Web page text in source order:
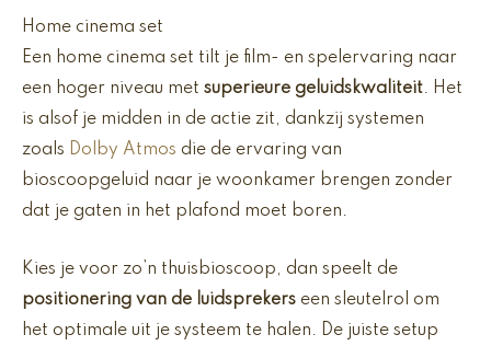
Home cinema set
Een home cinema set tilt je film- en spelervaring naar
een hoger niveau met superieure geluidskwaliteit. Het
is alsof je midden in de actie zit, dankzij systemen
zoals Dolby Atmos die de ervaring van
bioscoopgeluid naar je woonkamer brengen zonder
dat je gaten in het plafond moet boren.
Kies je voor zo’n thuisbioscoop, dan speelt de
positionering van de luidsprekers een sleutelrol om
het optimale uit je systeem te halen. De juiste setup